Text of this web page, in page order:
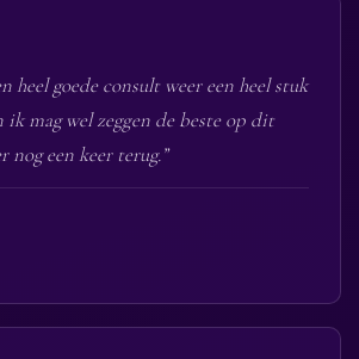
heel goede consult weer een heel stuk
ik mag wel zeggen de beste op dit
nog een keer terug.”